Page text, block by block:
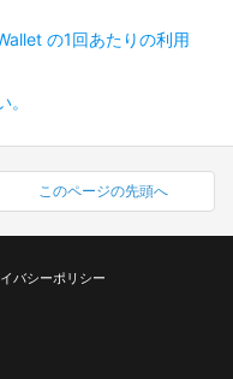
の1回あたりの利用
このページの先頭へ
バシーポリシー